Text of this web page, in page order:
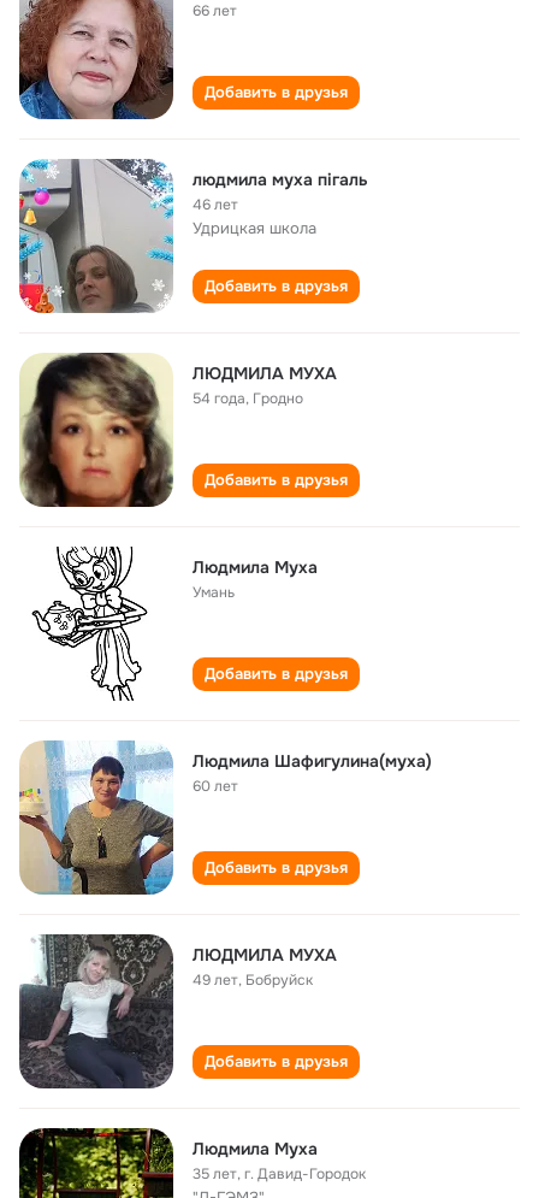
66 лет
Добавить в друзья
людмила муха пігаль
46 лет
Удрицкая школа
Добавить в друзья
ЛЮДМИЛА МУХА
54 года, Гродно
Добавить в друзья
Людмила Муха
Умань
Добавить в друзья
Людмила Шафигулина(муха)
60 лет
Добавить в друзья
ЛЮДМИЛА МУХА
49 лет, Бобруйск
Добавить в друзья
Людмила Муха
35 лет,г. Давид-Городок